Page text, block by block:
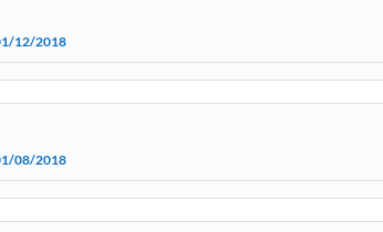
12/2018
08/2018